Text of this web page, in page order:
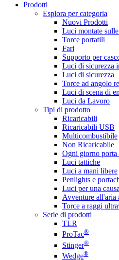
Prodotti
Esplora per categoria
Nuovi Prodotti
Luci montate
Torce portatili
Fari
Supporto per
Luci di sicurezza
Luci di sicurezza
Torce ad angolo
Luci di scena di
Luci da Lavoro
Tipi di prodotto
Ricaricabili
Ricaricabili USB
Multicombustibile
Non Ricaricabile
Ogni giorno porta
Luci tattiche
Luci a mani libere
Penlights e
Luci per una causa
Avventure all'aria
Torce a raggi
Serie di prodotti
TLR
ProTac®
Stinger®
Wedge®